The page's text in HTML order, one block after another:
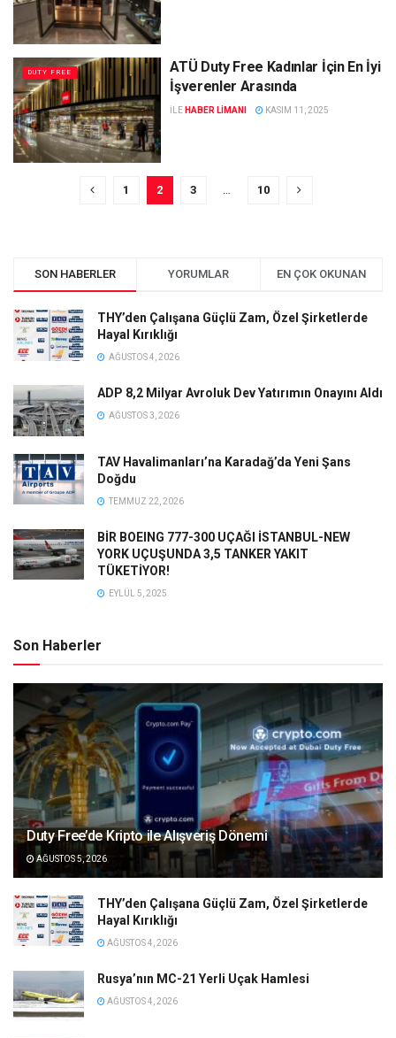
DUTY FREE
ATÜ Duty Free Kadınlar İçin En İyi
İşverenler Arasında
ILE HABER LIMANI KASIM 11, 2025
1 2 3 … 10
SON HABERLER YORUMLAR EN ÇOK OKUNAN
THY’den Çalışana Güçlü Zam, Özel Şirketlerde
Hayal Kırıklığı
AĞUSTOS 4, 2026
ADP 8,2 Milyar Avroluk Dev Yatırımın Onayını Aldı
AĞUSTOS 3, 2026
TAV Havalimanları’na Karadağ’da Yeni Şans
Doğdu
TEMMUZ 22, 2026
BİR BOEING 777-300 UÇAĞI İSTANBUL-NEW
YORK UÇUŞUNDA 3,5 TANKER YAKIT
TÜKETİYOR!
EYLÜL 5, 2025
Son Haberler
Duty Free’de Kripto ile Alışveriş Dönemi
AĞUSTOS 5, 2026
THY’den Çalışana Güçlü Zam, Özel Şirketlerde
Hayal Kırıklığı
AĞUSTOS 4, 2026
Rusya’nın MC-21 Yerli Uçak Hamlesi
AĞUSTOS 4, 2026